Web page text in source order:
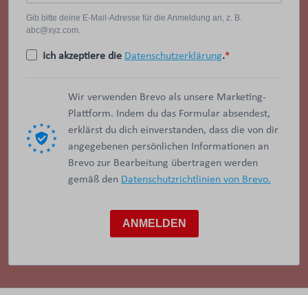
Gib bitte deine E-Mail-Adresse für die Anmeldung an, z. B.
abc@xyz.com.
Ich akzeptiere die Datenschutzerklärung.
Wir verwenden Brevo als unsere Marketing-
Plattform. Indem du das Formular absendest,
erklärst du dich einverstanden, dass die von dir
angegebenen persönlichen Informationen an
Brevo zur Bearbeitung übertragen werden
gemäß den Datenschutzrichtlinien von Brevo.
ANMELDEN